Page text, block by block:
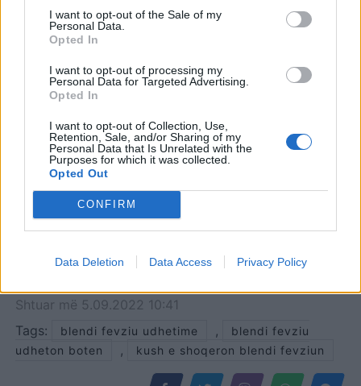
I want to opt-out of the Sale of my
Personal Data.
Opted In
I want to opt-out of processing my
Personal Data for Targeted Advertising.
Opted In
I want to opt-out of Collection, Use,
Retention, Sale, and/or Sharing of my
Personal Data that Is Unrelated with the
Purposes for which it was collected.
Opted Out
CONFIRM
Data Deletion Data Access Privacy Policy
kuriozëve dhe tregon
numrin
Shtuar më 5.09.2022 10:41
Tags:
blendi fevziu udhetime ,
blendi fevziu
udheton boten
, kush e shoqeron blendi fevziun